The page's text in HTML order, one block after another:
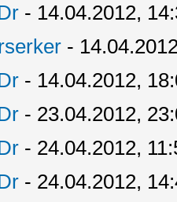
- 14.04.2012,
-
- 14.04.2012,
- 23.04.2012,
- 24.04.2012,
- 24.04.2012,